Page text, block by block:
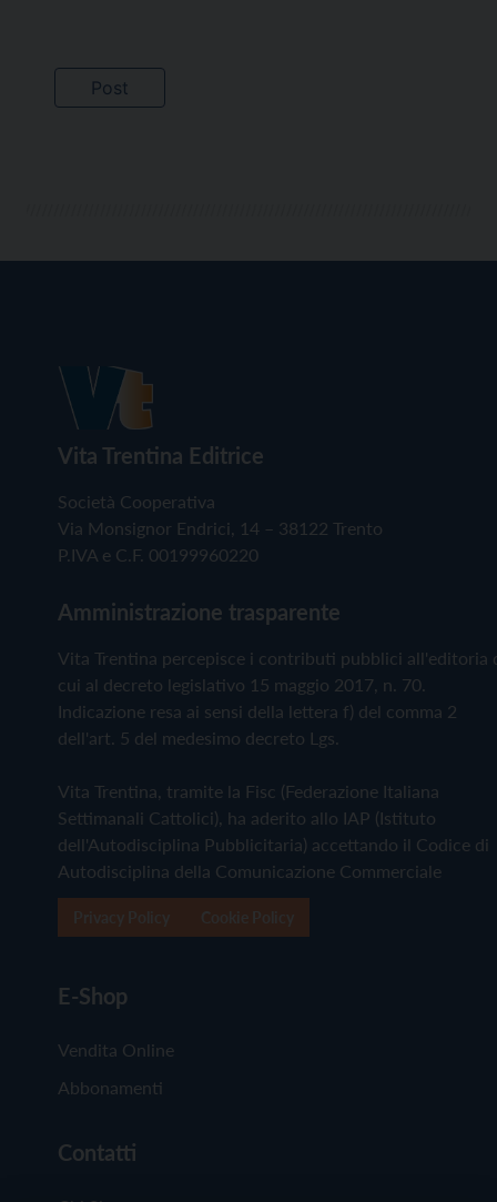
Vita Trentina Editrice
Società Cooperativa
Via Monsignor Endrici, 14 – 38122 Trento
P.IVA e C.F. 00199960220
Amministrazione trasparente
Vita Trentina percepisce i contributi pubblici all'editoria
cui al decreto legislativo 15 maggio 2017, n. 70.
Indicazione resa ai sensi della lettera f) del comma 2
dell'art. 5 del medesimo decreto Lgs.
Vita Trentina, tramite la Fisc (Federazione Italiana
Settimanali Cattolici), ha aderito allo IAP (Istituto
dell'Autodisciplina Pubblicitaria) accettando il Codice di
Autodisciplina della Comunicazione Commerciale
E-Shop
Vendita Online
Abbonamenti
Contatti